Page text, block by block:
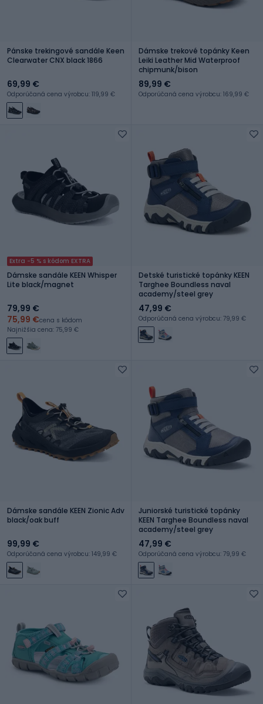
Pánske trekingové sandále Keen
Clearwater CNX black 1866
69,99 €
Odporúčaná cena výrobcu: 119,99 €
Dámske trekové topánky Keen
Leiki Leather Mid Waterproof
chipmunk/bison
89,99 €
Odporúčaná cena výrobcu: 169,99 €
Extra -5 % s kódom EXTRA
Dámske sandále KEEN Whisper
Lite black/magnet
79,99 €
75,99 €cena s kódom
Najnižšia cena: 75,99 €
Detské turistické topánky KEEN
Targhee Boundless naval
academy/steel grey
47,99 €
Odporúčaná cena výrobcu: 79,99 €
Dámske sandále KEEN Zionic Adv
black/oak buff
99,99 €
Odporúčaná cena výrobcu: 149,99 €
Juniorské turistické topánky
KEEN Targhee Boundless naval
academy/steel grey
47,99 €
Odporúčaná cena výrobcu: 79,99 €